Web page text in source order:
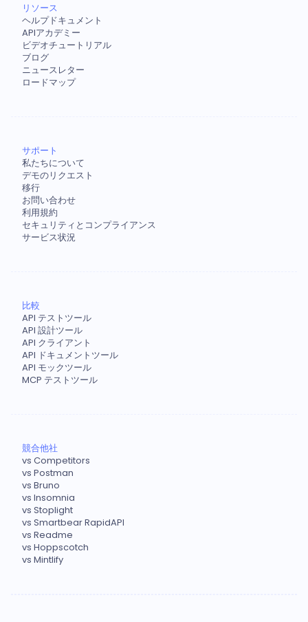
リソース
ヘルプドキュメント
APIアカデミー
ビデオチュートリアル
ブログ
ニュースレター
ロードマップ
サポート
私たちについて
デモのリクエスト
移行
お問い合わせ
利用規約
セキュリティとコンプライアンス
サービス状況
比較
API テストツール
API 設計ツール
API クライアント
API ドキュメントツール
API モックツール
MCP テストツール
競合他社
vs Competitors
vs Postman
vs Bruno
vs Insomnia
vs Stoplight
vs Smartbear RapidAPI
vs Readme
vs Hoppscotch
vs Mintlify